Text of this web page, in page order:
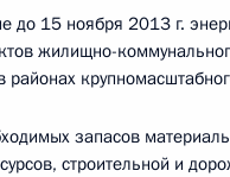
до 15 ноября 2013 г.
жилищно-
районах
запасов
строительной и